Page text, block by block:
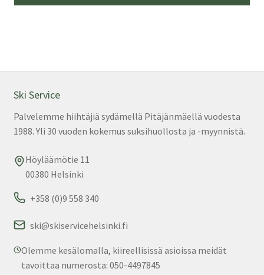
Ski Service
Palvelemme hiihtäjiä sydämellä Pitäjänmäellä vuodesta
1988. Yli 30 vuoden kokemus suksihuollosta ja -myynnistä.
Höyläämötie 11
00380 Helsinki
+358 (0)9 558 340
ski@skiservicehelsinki.fi
Olemme kesälomalla, kiireellisissä asioissa meidät
tavoittaa numerosta: 050-4497845